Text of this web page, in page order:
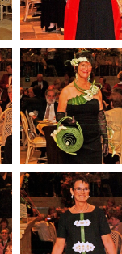
246_l Tirlemont –
Pirouette, signé
Rachel
253_l Charleroi Val
de Sambre – Les
Années Courrèges